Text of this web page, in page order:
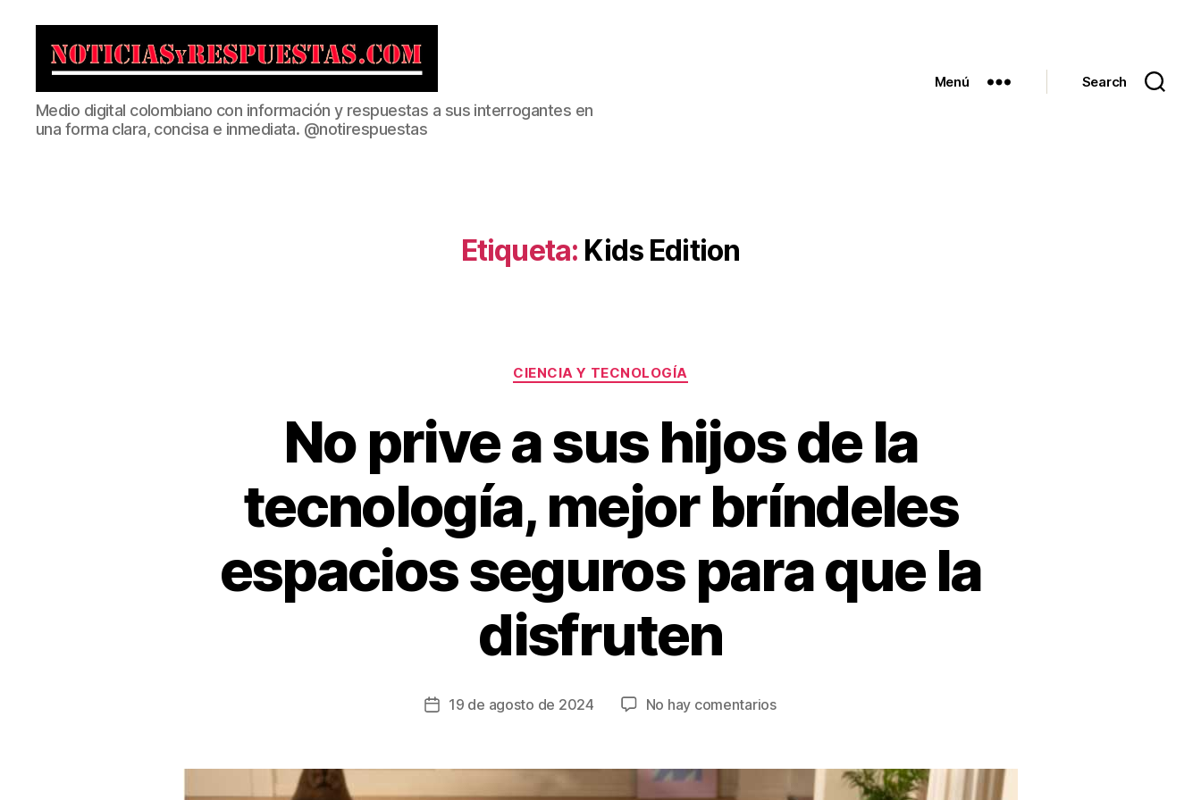
Noticias
y
Respuestas
Medio digital colombiano con información y respuestas a sus interrogantes en
una forma clara, concisa e inmediata. @notirespuestas
Menú Search
Etiqueta: Kids Edition
Categorías
CIENCIA Y TECNOLOGÍA
No prive a sus hijos de la
tecnología, mejor bríndeles
espacios seguros para que la
disfruten
Fecha
entrada
19 de agosto de 2024 No hay comentariosen
a